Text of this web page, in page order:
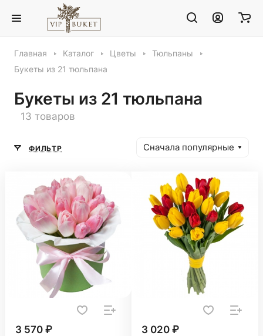
Главная Каталог Цветы
Тюльпаны
Букеты из 21 тюльпана
Букеты из 21 тюльпана
13 товаров
ФИЛЬТР Сначала популярные
3 570 ₽ 3 020 ₽